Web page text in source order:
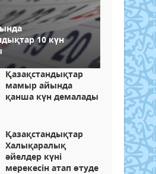
10 күн
Қазақстандықтар
мамыр айында
қанша күн демалады
Қазақстандықтар
Халықаралық
әйелдер күні
мерекесін атап өтуде